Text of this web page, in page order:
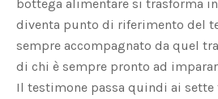
bottega alimentare si trasforma
diventa punto di riferimento del
sempre accompagnato da quel
di chi è sempre pronto ad
Il testimone passa quindi ai